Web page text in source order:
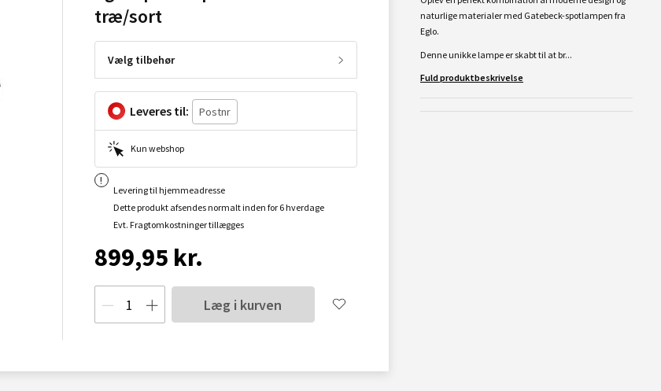
træ/sort
Vælg tilbehør
Leveres til:
Kun webshop
Levering til hjemmeadresse
Dette produkt afsendes normalt inden for 6 hverdage
Evt. Fragtomkostninger tillægges
899,95 kr.
Læg i kurven
naturlige materialer med Gatebeck-spotlampen fra
Eglo.
Denne unikke lampe er skabt til at br...
Fuld produktbeskrivelse